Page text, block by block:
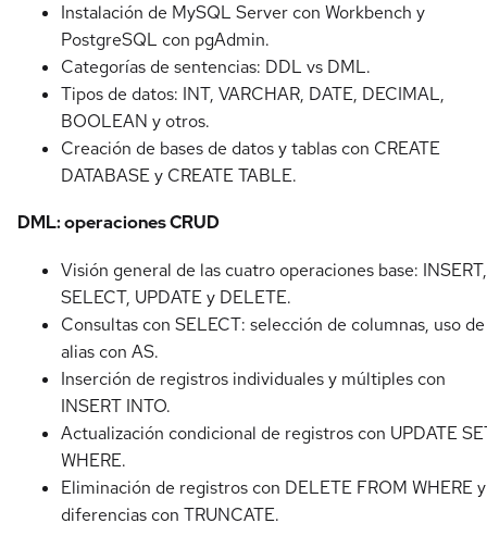
Instalación de MySQL Server con Workbench y
PostgreSQL con pgAdmin.
Categorías de sentencias: DDL vs DML.
Tipos de datos: INT, VARCHAR, DATE, DECIMAL,
BOOLEAN y otros.
Creación de bases de datos y tablas con CREATE
DATABASE y CREATE TABLE.
DML: operaciones CRUD
Visión general de las cuatro operaciones base: INSERT,
SELECT, UPDATE y DELETE.
Consultas con SELECT: selección de columnas, uso de
alias con AS.
Inserción de registros individuales y múltiples con
INSERT INTO.
Actualización condicional de registros con UPDATE
WHERE.
Eliminación de registros con DELETE FROM WHERE y
diferencias con TRUNCATE.